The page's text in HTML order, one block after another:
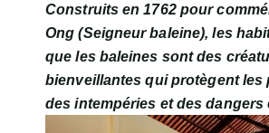
Construits en 1762 pour
Ong (Seigneur baleine), les
que les baleines sont des
bienveillantes qui protègent les
des intempéries et des dangers